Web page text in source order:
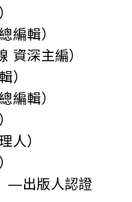
編輯）
資深主編）
）
編輯）
人）
認證